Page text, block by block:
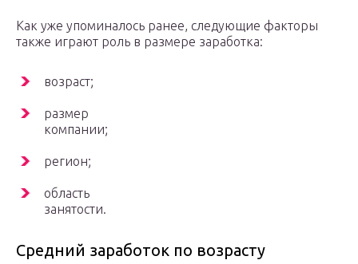
Как уже упоминалось ранее, следующие факторы
также играют роль в размере заработка:
возраст;
размер
компании;
регион;
область
занятости.
Средний заработок по возрасту